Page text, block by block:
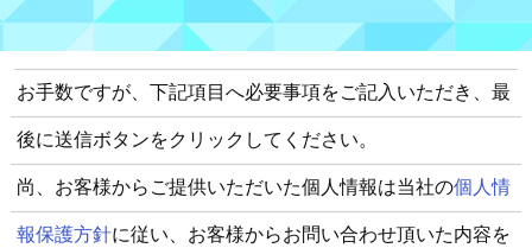
お手数ですが、下記項目へ必要事項をご記入いただき、最
後に送信ボタンをクリックしてください。
尚、お客様からご提供いただいた個人情報は当社の個人情
報保護方針に従い、お客様からお問い合わせ頂いた内容を